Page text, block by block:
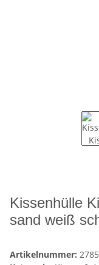
Kissenhülle
sand weiß
Artikelnummer: